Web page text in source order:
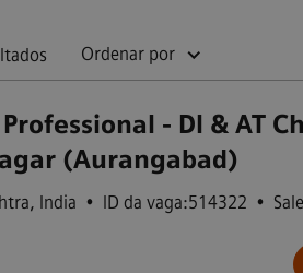
Ordenar por
- DI & AT
(Aurangabad)
, India • ID da vaga:514322 •